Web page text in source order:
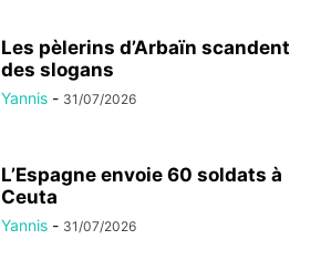
Les pèlerins d’Arbaïn scandent
des slogans
Yannis - 31/07/2026
L’Espagne envoie 60 soldats à
Ceuta
Yannis - 31/07/2026